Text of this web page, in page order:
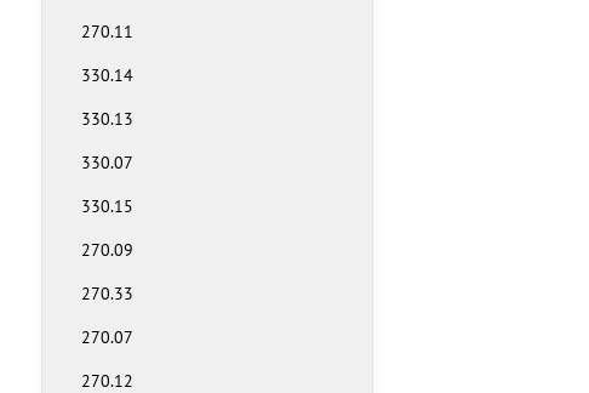
270.11
330.14
330.13
330.07
330.15
270.09
270.33
270.07
270.12